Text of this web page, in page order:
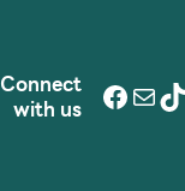
Connect
with us